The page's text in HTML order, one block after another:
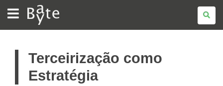
BATE
BYTE
Terceirização como
Estratégia